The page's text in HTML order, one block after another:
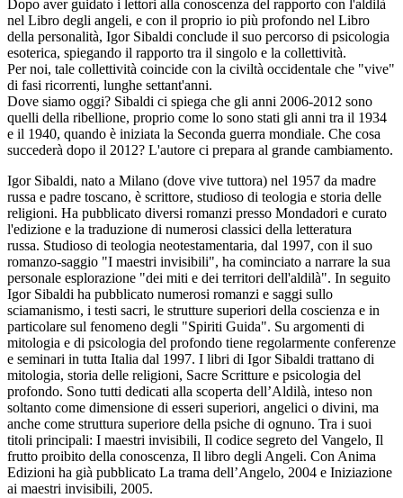
Dopo aver guidato i lettori alla conoscenza del rapporto con l'aldilà
nel Libro degli angeli, e con il proprio io più profondo nel Libro
della personalità, Igor Sibaldi conclude il suo percorso di psicologia
esoterica, spiegando il rapporto tra il singolo e la collettività.
Per noi, tale collettività coincide con la civiltà occidentale che "vive"
di fasi ricorrenti, lunghe settant'anni.
Dove siamo oggi? Sibaldi ci spiega che gli anni 2006-2012 sono
quelli della ribellione, proprio come lo sono stati gli anni tra il 1934
e il 1940, quando è iniziata la Seconda guerra mondiale. Che cosa
succederà dopo il 2012? L'autore ci prepara al grande cambiamento.
Igor Sibaldi, nato a Milano (dove vive tuttora) nel 1957 da madre
russa e padre toscano, è scrittore, studioso di teologia e storia delle
religioni. Ha pubblicato diversi romanzi presso Mondadori e curato
l'edizione e la traduzione di numerosi classici della letteratura
russa. Studioso di teologia neotestamentaria, dal 1997, con il suo
romanzo-saggio "I maestri invisibili", ha cominciato a narrare la sua
personale esplorazione "dei miti e dei territori dell'aldilà". In seguito
Igor Sibaldi ha pubblicato numerosi romanzi e saggi sullo
sciamanismo, i testi sacri, le strutture superiori della coscienza e in
particolare sul fenomeno degli "Spiriti Guida". Su argomenti di
mitologia e di psicologia del profondo tiene regolarmente conferenze
e seminari in tutta Italia dal 1997. I libri di Igor Sibaldi trattano di
mitologia, storia delle religioni, Sacre Scritture e psicologia del
profondo. Sono tutti dedicati alla scoperta dell’Aldilà, inteso non
soltanto come dimensione di esseri superiori, angelici o divini, ma
anche come struttura superiore della psiche di ognuno. Tra i suoi
titoli principali: I maestri invisibili, Il codice segreto del Vangelo, Il
frutto proibito della conoscenza, Il libro degli Angeli. Con Anima
Edizioni ha già pubblicato La trama dell’Angelo, 2004 e Iniziazione
ai maestri invisibili, 2005.